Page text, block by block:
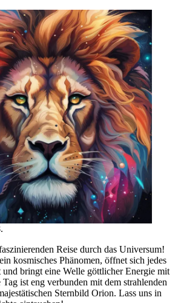
Reise durch das Universum!
kosmisches Phänomen, öffnet sich jedes
und bringt eine Welle göttlicher Energie mit
ist eng verbunden mit dem strahlenden
Sternbild Orion. Lass uns in